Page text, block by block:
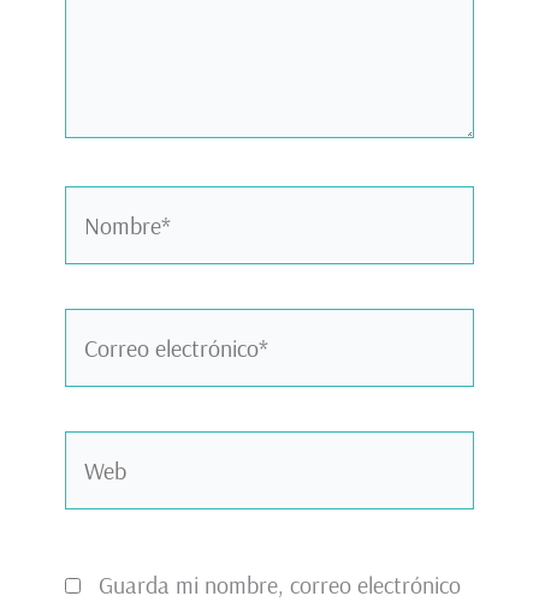
Guarda mi nombre, correo electrónico